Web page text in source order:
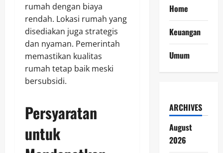
rumah dengan biaya
rendah. Lokasi rumah yang
disediakan juga strategis
dan nyaman. Pemerintah
memastikan kualitas
rumah tetap baik meski
bersubsidi.
Persyaratan
untuk
Home
Keuangan
Umum
ARCHIVES
August
2026